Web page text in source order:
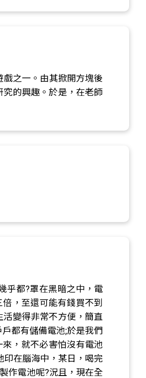
之一。由其掀開方塊後
的興趣。於是，在老師
乎都?罩在黑暗之中，電
，至還可能有錢買不到
變得非常不方便，簡直
都有儲備電池;於是我們
，就不必害怕沒有電池
印在腦海中，某日，喝完
作電池呢?況且，現在全